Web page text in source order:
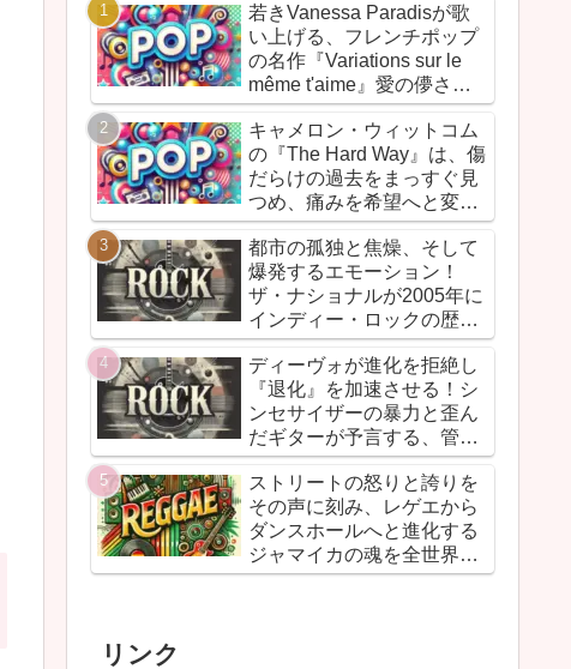
若きVanessa Paradisが歌
い上げる、フレンチポップ
の名作『Variations sur le
même t'aime』愛の儚さと
美しさが、詩的に響きわた
る一枚
キャメロン・ウィットコム
の『The Hard Way』は、傷
だらけの過去をまっすぐ見
つめ、痛みを希望へと変換
した“再生のドキュメン
ト”！カントリーとフォーク
を軸に、荒削りな衝動と繊
細な感情が交差するサウン
ドは、人生の遠回りさえも
価値ある物語へと昇華して
いく
都市の孤独と焦燥、そして
爆発するエモーション！
ザ・ナショナルが2005年に
インディー・ロックの歴史
に刻んだ傑作『Alligator』
ディーヴォが進化を拒絶し
『退化』を加速させる！シ
ンセサイザーの暴力と歪ん
だギターが予言する、管理
社会の滑稽な未来
――『Duty Now for the
Future』こそがニューウェ
イヴの真実である
ストリートの怒りと誇りを
その声に刻み、レゲエから
ダンスホールへと進化する
ジャマイカの魂を全世界に
響かせた衝撃作！バウンテ
リンク